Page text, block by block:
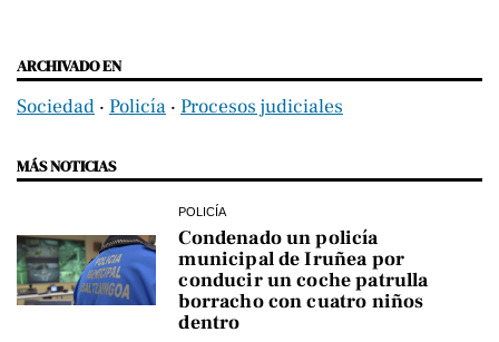
ARCHIVADO EN
Sociedad ‧ Policía ‧ Procesos judiciales
MÁS NOTICIAS
POLICÍA
Condenado un policía
municipal de Iruñea por
conducir un coche patrulla
borracho con cuatro niños
dentro